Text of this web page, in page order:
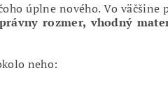
úplne nového. Vo väčšine
rozmer, vhodný
neho: